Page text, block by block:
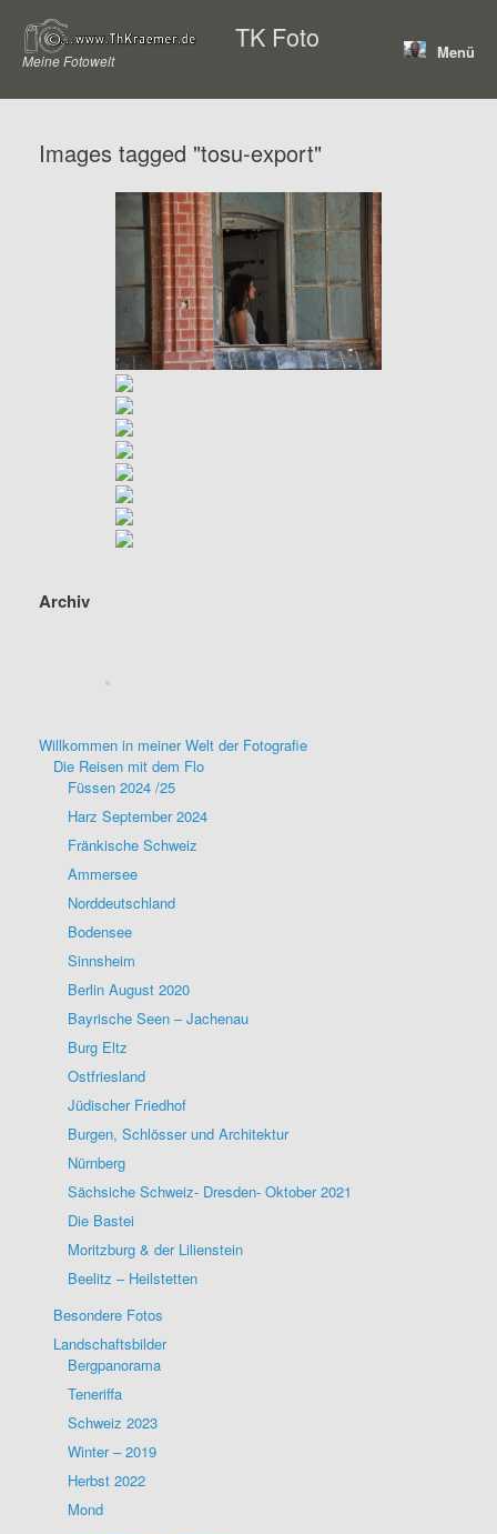
Inhalt
springen
TK Foto
Meine Fotowelt Menü
Images tagged "tosu-export"
Archiv
Willkommen in meiner Welt der Fotografie
Die Reisen mit dem Flo
Füssen 2024 /25
Harz September 2024
Fränkische Schweiz
Ammersee
Norddeutschland
Bodensee
Sinnsheim
Berlin August 2020
Bayrische Seen – Jachenau
Burg Eltz
Ostfriesland
Jüdischer Friedhof
Burgen, Schlösser und Architektur
Nürnberg
Sächsiche Schweiz- Dresden- Oktober 2021
Die Bastei
Moritzburg & der Lilienstein
Beelitz – Heilstetten
Besondere Fotos
Landschaftsbilder
Bergpanorama
Teneriffa
Schweiz 2023
Winter – 2019
Herbst 2022
Mond